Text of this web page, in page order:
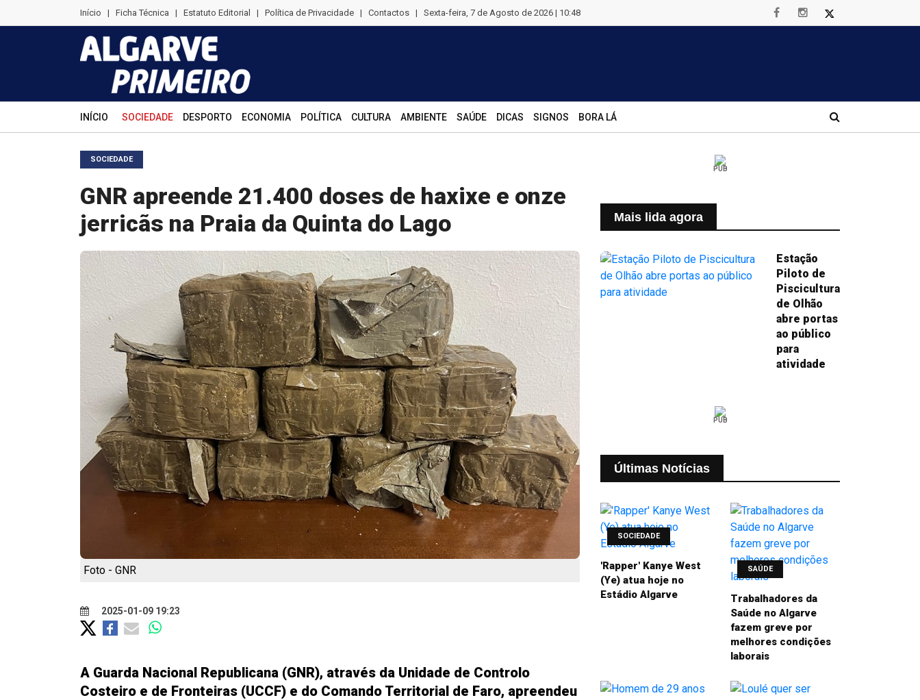
Início | Ficha Técnica | Estatuto Editorial | Política de Privacidade | Contactos | Sexta-feira, 7 de Agosto de 2026 | 10:48
INÍCIO SOCIEDADE DESPORTO ECONOMIA POLÍTICA CULTURA AMBIENTE SAÚDE DICAS SIGNOS BORA LÁ
SOCIEDADE
GNR apreende 21.400 doses de haxixe e onze
jerricãs na Praia da Quinta do Lago
Foto - GNR
2025-01-09 19:23
A Guarda Nacional Republicana (GNR), através da Unidade de Controlo
Costeiro e de Fronteiras (UCCF) e do Comando Territorial de Faro, apreendeu
PUB
Mais lida agora
Estação
Piloto de
Piscicultura
de Olhão
abre portas
ao público
para
atividade
PUB
Últimas Notícias
SOCIEDADE
'Rapper' Kanye West
(Ye) atua hoje no
Estádio Algarve
SAÚDE
Trabalhadores da
Saúde no Algarve
fazem greve por
melhores condições
laborais